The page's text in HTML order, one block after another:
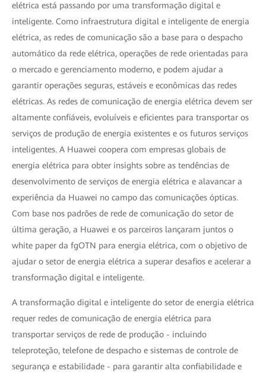
elétrica está passando por uma transformação digital e
inteligente. Como infraestrutura digital e inteligente de energia
elétrica, as redes de comunicação são a base para o despacho
automático da rede elétrica, operações de rede orientadas para
o mercado e gerenciamento moderno, e podem ajudar a
garantir operações seguras, estáveis e econômicas das redes
elétricas. As redes de comunicação de energia elétrica devem ser
altamente confiáveis, evoluíveis e eficientes para transportar os
serviços de produção de energia existentes e os futuros serviços
inteligentes. A Huawei coopera com empresas globais de
energia elétrica para obter insights sobre as tendências de
desenvolvimento de serviços de energia elétrica e alavancar a
experiência da Huawei no campo das comunicações ópticas.
Com base nos padrões de rede de comunicação do setor de
última geração, a Huawei e os parceiros lançaram juntos o
white paper da fgOTN para energia elétrica, com o objetivo de
ajudar o setor de energia elétrica a superar desafios e acelerar a
transformação digital e inteligente.
A transformação digital e inteligente do setor de energia elétrica
requer redes de comunicação de energia elétrica para
transportar serviços de rede de produção - incluindo
teleproteção, telefone de despacho e sistemas de controle de
segurança e estabilidade - para garantir alta confiabilidade e